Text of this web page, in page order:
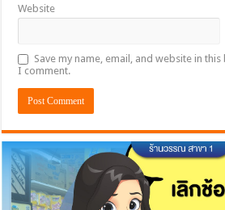
Website
Save my name, email, and website in
I comment.